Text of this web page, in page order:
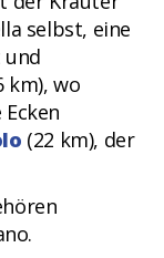
selbst, eine
und
km), wo
(22 km), der